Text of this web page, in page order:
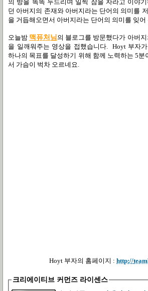
의 방을 똑똑 두드리며 일찍 잠을 자라고 이야
던 아버지의 존재와 아버지라는 단어의 의미를
을 거듭해오면서 아버지라는 단어의 의미를 잊어
오늘밤 맥퓨처님 의 블로그를 방문했다가 아버
을 일깨워주는 영상을 접했습니다. Hoyt 부자
하나의 목표를 달성하기 위해 함께 노력하는 5분
서 가슴이 벅차 오르네요.
Hoyt 부자의 홈페이지 : http://
크리에이티브 커먼즈 라이센스